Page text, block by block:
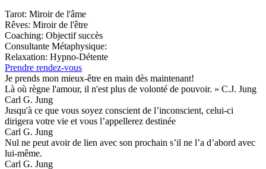
Tarot: Miroir de l'âme
Rêves: Miroir de l'être
Coaching: Objectif succès
Consultante Métaphysique:
Relaxation: Hypno-Détente
Prendre rendez-vous
Je prends mon mieux-être en main dès maintenant!
Là où règne l'amour, il n'est plus de volonté de pouvoir. » C.J. Jung
Carl G. Jung
Jusqu'à ce que vous soyez conscient de l’inconscient, celui-ci
dirigera votre vie et vous l’appellerez destinée
Carl G. Jung
Nul ne peut avoir de lien avec son prochain s’il ne l’a d’abord avec
lui-même.
Carl G. Jung